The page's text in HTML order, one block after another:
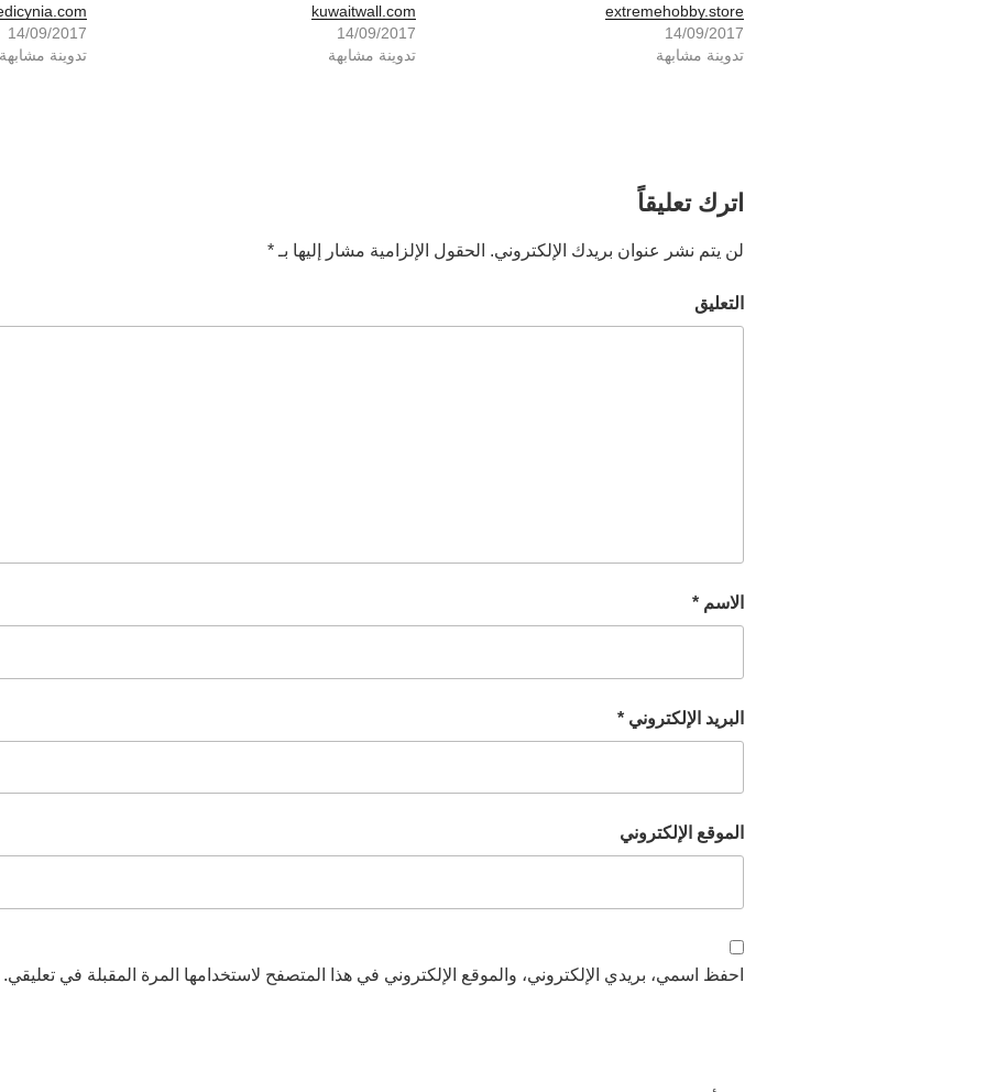
extremehobby.store
14/09/2017
تدوينة مشابهة
kuwaitwall.com
14/09/2017
تدوينة مشابهة
14/09/2017
تدوينة مشابهة
اترك تعليقاً
لن يتم نشر عنوان بريدك الإلكتروني. الحقول الإلزامية مشار إليها بـ *
التعليق
الاسم *
البريد الإلكتروني *
الموقع الإلكتروني
احفظ اسمي، بريدي الإلكتروني، والموقع الإلكتروني في هذا المتصفح لاستخدامها المرة المقبلة في تعليقي.